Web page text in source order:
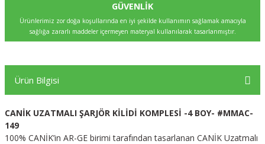
GÜVENLİK
Ürünlerimiz zor doğa koşullarında en iyi şekilde kullanımın sağlamak amacıyla
sağlığa zararlı maddeler içermeyen materyal kullanılarak tasarlanmıştır.
Ürün Bilgisi
CANİK UZATMALI ŞARJÖR KİLİDİ KOMPLESİ -4 BOY- #MMAC-
149
100% CANİK’in AR-GE birimi tarafından tasarlanan CANİK Uzatmalı